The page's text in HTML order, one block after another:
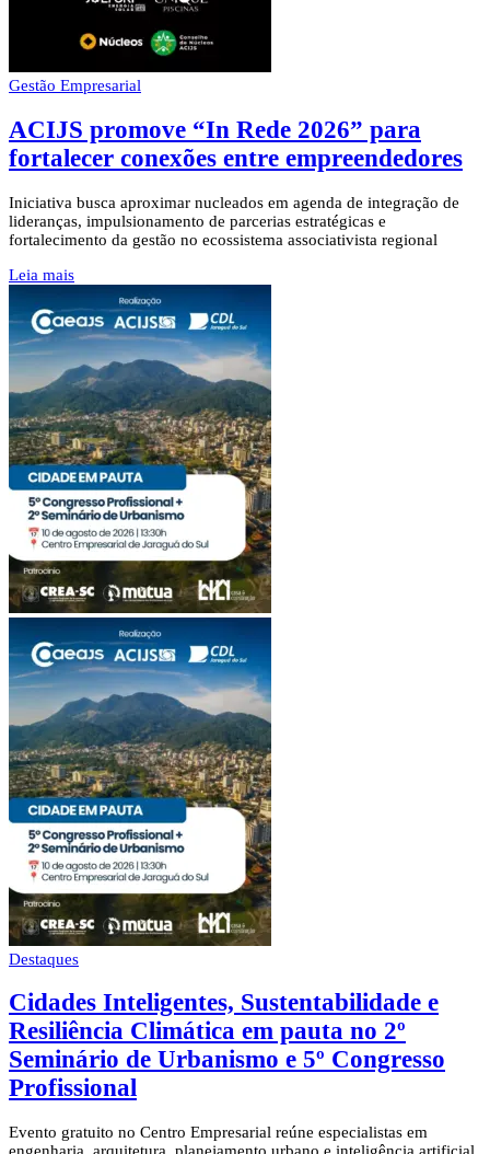
Gestão Empresarial
ACIJS promove “In Rede 2026” para
fortalecer conexões entre empreendedores
Iniciativa busca aproximar nucleados em agenda de integração de
lideranças, impulsionamento de parcerias estratégicas e
fortalecimento da gestão no ecossistema associativista regional
Leia mais
Destaques
Cidades Inteligentes, Sustentabilidade e
Resiliência Climática em pauta no 2º
Seminário de Urbanismo e 5º Congresso
Profissional
Evento gratuito no Centro Empresarial reúne especialistas em